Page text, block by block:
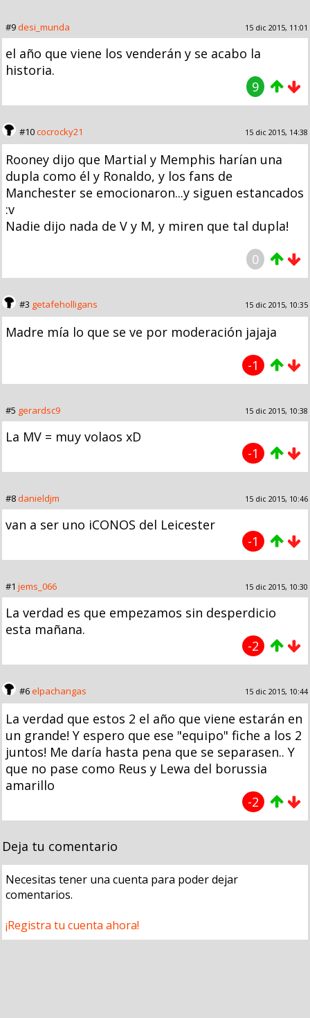
#9desi_munda 15 dic 2015, 11:01
el año que viene los venderán y se acabo la
historia.
9
#10cocrocky21 15 dic 2015, 14:38
Rooney dijo que Martial y Memphis harían una
dupla como él y Ronaldo, y los fans de
Manchester se emocionaron...y siguen estancados
:v
Nadie dijo nada de V y M, y miren que tal dupla!
0
#3 getafeholligans 15 dic 2015, 10:35
Madre mía lo que se ve por moderación jajaja
-1
#5 gerardsc9 15 dic 2015, 10:38
La MV = muy volaos xD
-1
#8danieldjm 15 dic 2015, 10:46
van a ser uno iCONOS del Leicester
-1
#1 jems_066 15 dic 2015, 10:30
La verdad es que empezamos sin desperdicio
esta mañana.
-2
#6elpachangas 15 dic 2015, 10:44
La verdad que estos 2 el año que viene estarán en
un grande! Y espero que ese "equipo" fiche a los 2
juntos! Me daría hasta pena que se separasen.. Y
que no pase como Reus y Lewa del borussia
amarillo
-2
Deja tu comentario
Necesitas tener una cuenta para poder dejar
comentarios.
¡Registra tu cuenta ahora!